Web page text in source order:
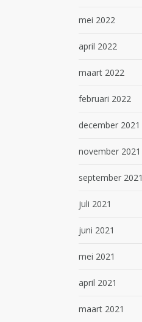
mei 2022
april 2022
maart 2022
februari 2022
december 2021
november 2021
september 2021
juli 2021
juni 2021
mei 2021
april 2021
maart 2021